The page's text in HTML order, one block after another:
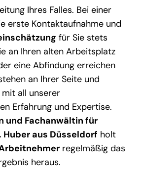
Ihres Falles. Bei einer
erste Kontaktaufnahme und
für Sie stets
an Ihren alten Arbeitsplatz
eine Abfindung erreichen
an Ihrer Seite und
all unserer
Erfahrung und Expertise.
und Fachanwältin für
aus Düsseldorf holt
regelmäßig das
heraus.